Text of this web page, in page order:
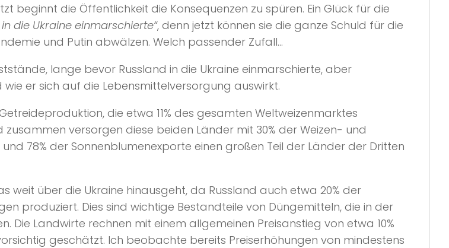
die Öffentlichkeit die Konsequenzen zu spüren. Ein Glück für die
die Ukraine einmarschierte“, denn jetzt können sie die ganze Schuld für die
und Putin abwälzen. Welch passender Zufall…
lange bevor Russland in die Ukraine einmarschierte, aber
er sich auf die Lebensmittelversorgung auswirkt.
die etwa 11% des gesamten Weltweizenmarktes
versorgen diese beiden Länder mit 30% der Weizen- und
78% der Sonnenblumenexporte einen großen Teil der Länder der Dritten
weit über die Ukraine hinausgeht, da Russland auch etwa 20% der
produziert. Dies sind wichtige Bestandteile von Düngemitteln, die in der
Die Landwirte rechnen mit einem allgemeinen Preisanstieg von etwa 10%
geschätzt. Ich beobachte bereits Preiserhöhungen von mindestens